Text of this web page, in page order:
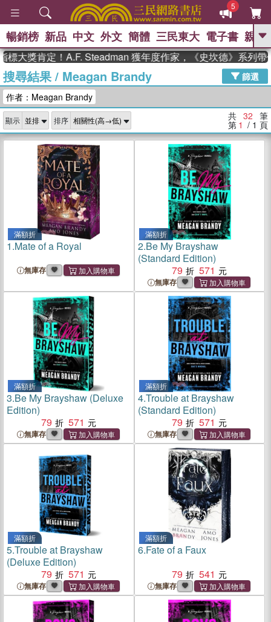
5
GO
熱搜： 東野圭吾 高希均教授回憶錄
、 The Odyssey 、 父親節 、 如果歷
獎 臺灣漫遊錄 、 方念華 、 台灣的李
登輝時代
數學女孩：黎曼猜想 、
偉大的迷走神經
暢銷榜 新品 中文 外文 簡體 三民東大 電子書 親子
獎肯定！A.F. Steadman 獲年度作家，《史坎德》系列帶你踏
搜尋結果/ Meagan Brandy
篩選
作者：Meagan Brandy
顯示 排序 共 32 筆
第 1 / 1 頁
滿額折
1.Mate of a Royal
無庫存
滿額折
2.Be My Brayshaw
(Standard Edition)
79
571
無庫存
滿額折
3.Be My Brayshaw (Deluxe
Edition)
79
571
無庫存
滿額折
4.Trouble at Brayshaw
(Standard Edition)
79
571
無庫存
滿額折
5.Trouble at Brayshaw
(Deluxe Edition)
79
571
無庫存
滿額折
6.Fate of a Faux
79
541
無庫存